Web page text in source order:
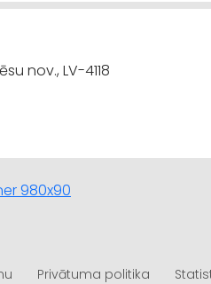
nov., LV-4118
Privātuma politika